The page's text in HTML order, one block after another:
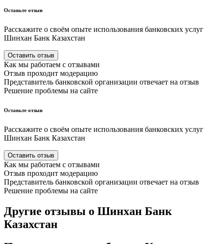
Оставьте отзыв
Расскажите о своём опыте использования банковских услуг
Шинхан Банк Казахстан
Оставить отзыв
Как мы работаем с отзывами
Отзыв проходит модерацию
Представитель банковской организации отвечает на отзыв
Решение проблемы на сайте
Оставьте отзыв
Расскажите о своём опыте использования банковских услуг
Шинхан Банк Казахстан
Оставить отзыв
Как мы работаем с отзывами
Отзыв проходит модерацию
Представитель банковской организации отвечает на отзыв
Решение проблемы на сайте
Другие отзывы о Шинхан Банк
Казахстан